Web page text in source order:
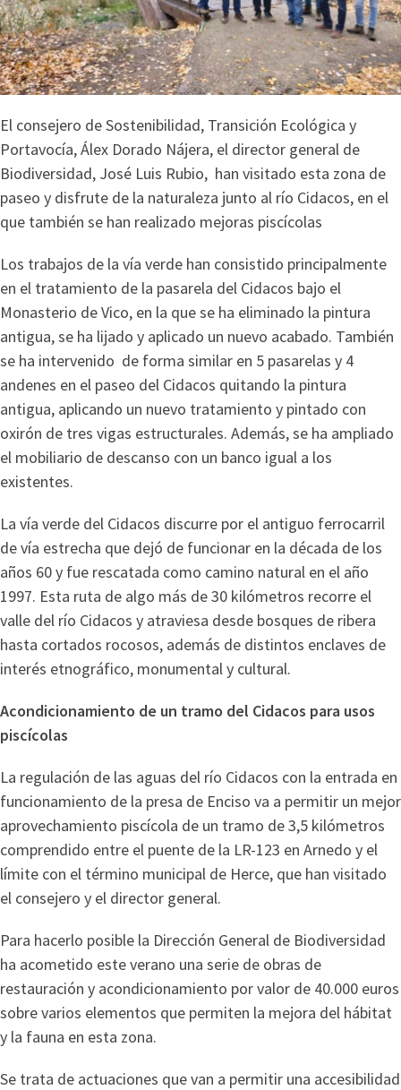
El consejero de Sostenibilidad, Transición Ecológica y
Portavocía, Álex Dorado Nájera, el director general de
Biodiversidad, José Luis Rubio, han visitado esta zona de
paseo y disfrute de la naturaleza junto al río Cidacos, en el
que también se han realizado mejoras piscícolas
Los trabajos de la vía verde han consistido principalmente
en el tratamiento de la pasarela del Cidacos bajo el
Monasterio de Vico, en la que se ha eliminado la pintura
antigua, se ha lijado y aplicado un nuevo acabado. También
se ha intervenido de forma similar en 5 pasarelas y 4
andenes en el paseo del Cidacos quitando la pintura
antigua, aplicando un nuevo tratamiento y pintado con
oxirón de tres vigas estructurales. Además, se ha ampliado
el mobiliario de descanso con un banco igual a los
existentes.
La vía verde del Cidacos discurre por el antiguo ferrocarril
de vía estrecha que dejó de funcionar en la década de los
años 60 y fue rescatada como camino natural en el año
1997. Esta ruta de algo más de 30 kilómetros recorre el
valle del río Cidacos y atraviesa desde bosques de ribera
hasta cortados rocosos, además de distintos enclaves de
interés etnográfico, monumental y cultural.
Acondicionamiento de un tramo del Cidacos para usos
piscícolas
La regulación de las aguas del río Cidacos con la entrada en
funcionamiento de la presa de Enciso va a permitir un mejor
aprovechamiento piscícola de un tramo de 3,5 kilómetros
comprendido entre el puente de la LR-123 en Arnedo y el
límite con el término municipal de Herce, que han visitado
el consejero y el director general.
Para hacerlo posible la Dirección General de Biodiversidad
ha acometido este verano una serie de obras de
restauración y acondicionamiento por valor de 40.000 euros
sobre varios elementos que permiten la mejora del hábitat
y la fauna en esta zona.
Se trata de actuaciones que van a permitir una accesibilidad